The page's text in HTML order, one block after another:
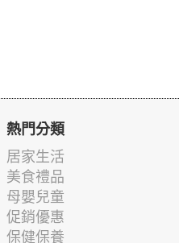
熱門分類
居家生活
美食禮品
母嬰兒童
促銷優惠
保健保養